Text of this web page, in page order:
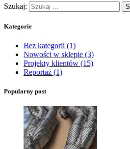
Szukaj:
Kategorie
Bez kategorii (1)
Nowości w sklepie (3)
Projekty klientów (15)
Reportaż (1)
Popularny post